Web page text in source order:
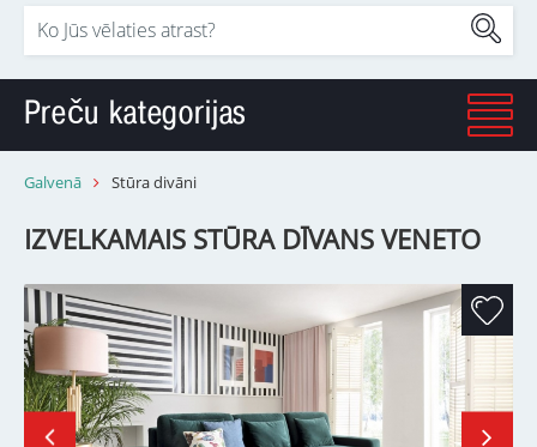
Preču kategorijas
Galvenā Stūra divāni
IZVELKAMAIS STŪRA DĪVANS VENETO